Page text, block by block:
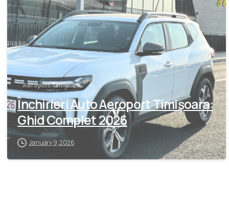
Aeroport Timișoara
Închirieri Auto Aeroport Timișoara:
Ghid Complet 2026
January 9, 2026